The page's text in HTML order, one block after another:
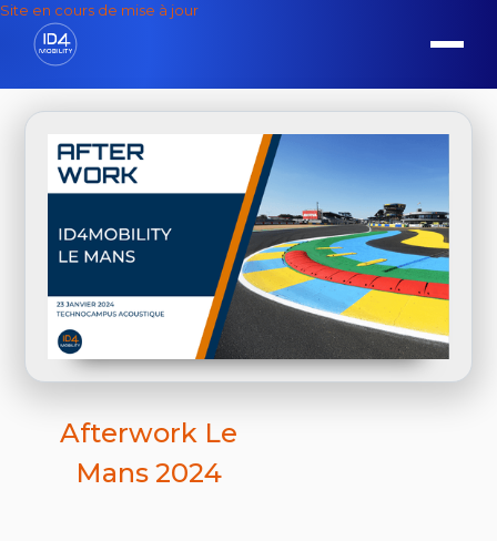
Site en cours de mise à jour
Afterwork Le
Mans 2024